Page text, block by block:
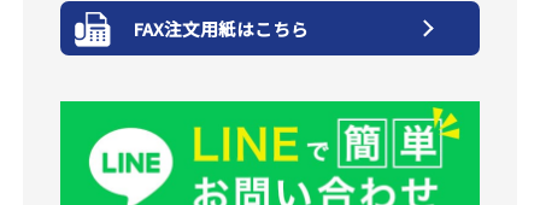
FAX注文用紙はこちら